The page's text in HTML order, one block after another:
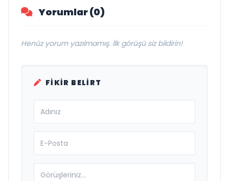
Yorumlar (0)
Henüz yorum yazılmamış. İlk görüşü siz bildirin!
FIKIR BELIRT